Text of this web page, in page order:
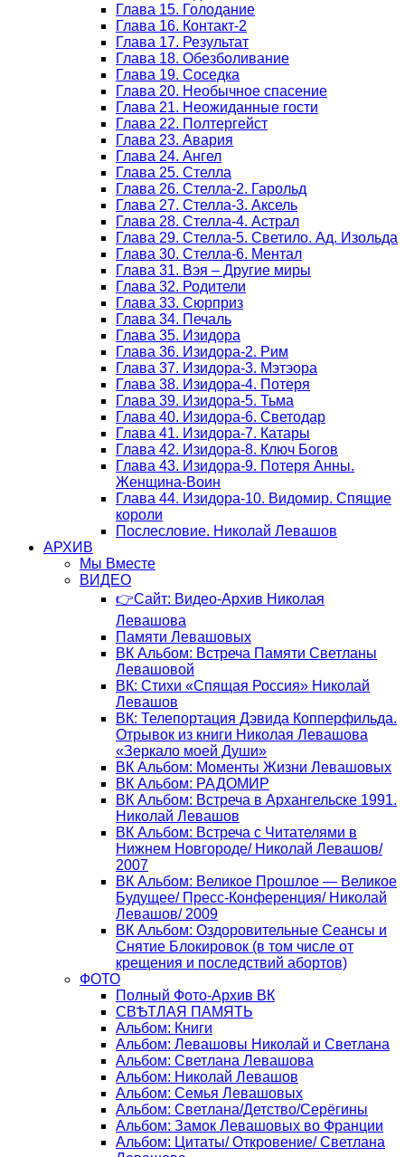
Глава 15. Голодание
Глава 16. Контакт-2
Глава 17. Результат
Глава 18. Обезболивание
Глава 19. Соседка
Глава 20. Необычное спасение
Глава 21. Неожиданные гости
Глава 22. Полтергейст
Глава 23. Авария
Глава 24. Ангел
Глава 25. Стелла
Глава 26. Стелла-2. Гарольд
Глава 27. Стелла-3. Аксель
Глава 28. Стелла-4. Астрал
Глава 29. Стелла-5. Светило. Ад. Изольда
Глава 30. Стелла-6. Ментал
Глава 31. Вэя – Другие миры
Глава 32. Родители
Глава 33. Сюрприз
Глава 34. Печаль
Глава 35. Изидора
Глава 36. Изидора-2. Рим
Глава 37. Изидора-3. Мэтэора
Глава 38. Изидора-4. Потеря
Глава 39. Изидора-5. Тьма
Глава 40. Изидора-6. Светодар
Глава 41. Изидора-7. Катары
Глава 42. Изидора-8. Ключ Богов
Глава 43. Изидора-9. Потеря Анны.
Женщина-Воин
Глава 44. Изидора-10. Видомир. Спящие
короли
Послесловие. Николай Левашов
АРХИВ
Мы Вместе
ВИДЕО
👉Сайт: Видео-Архив Николая
Левашова
Памяти Левашовых
ВК Альбом: Встреча Памяти Светланы
Левашовой
ВК: Стихи «Спящая Россия» Николай
Левашов
ВК: Телепортация Дэвида Копперфильда.
Отрывок из книги Николая Левашова
«Зеркало моей Души»
ВК Альбом: Моменты Жизни Левашовых
ВК Альбом: РАДОМИР
ВК Альбом: Встреча в Архангельске 1991.
Николай Левашов
ВК Альбом: Встреча с Читателями в
Нижнем Новгороде/ Николай Левашов/
2007
ВК Альбом: Великое Прошлое — Великое
Будущее/ Пресс-Конференция/ Николай
Левашов/ 2009
ВК Альбом: Оздоровительные Сеансы и
Снятие Блокировок (в том числе от
крещения и последствий абортов)
ФОТО
Полный Фото-Архив ВК
СВѢТЛАЯ ПАМЯТЬ
Альбом: Книги
Альбом: Левашовы Николай и Светлана
Альбом: Светлана Левашова
Альбом: Николай Левашов
Альбом: Семья Левашовых
Альбом: Светлана/Детство/Серёгины
Альбом: Замок Левашовых во Франции
Альбом: Цитаты/ Откровение/ Светлана